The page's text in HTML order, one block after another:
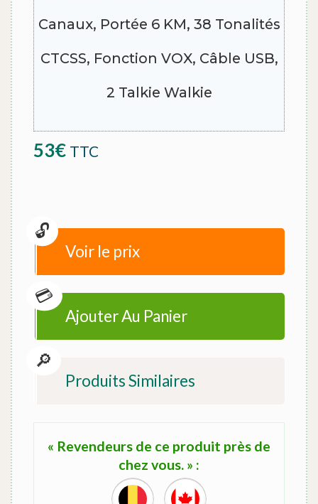
Canaux, Portée 6 KM, 38 Tonalités
CTCSS, Fonction VOX, Câble USB,
2 Talkie Walkie
53€ TTC
Voir le prix
Ajouter Au Panier
Produits Similaires
« Revendeurs de ce produit près de
chez vous. » :